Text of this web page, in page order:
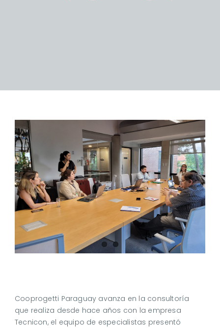
Cooprogetti Paraguay avanza en la consultoría
que realiza desde hace años con la empresa
Tecnicon, el equipo de especialistas presentó